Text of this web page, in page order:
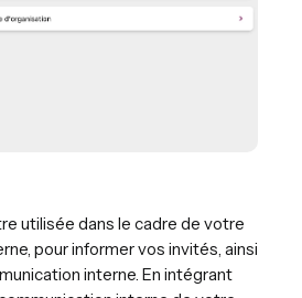
utilisée dans le cadre de votre
pour informer vos invités, ainsi
interne. En intégrant